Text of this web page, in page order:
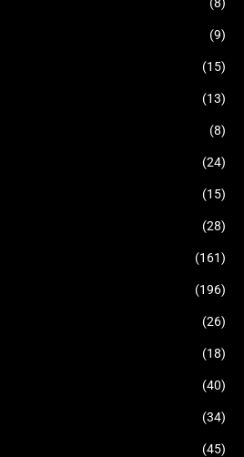
(9)
(15)
(13)
(8)
(24)
(15)
(28)
(161)
(196)
(26)
(18)
(40)
(34)
(45)